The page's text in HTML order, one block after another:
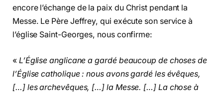
encore l’échange de la paix du Christ pendant la
Messe. Le Père Jeffrey, qui exécute son service à
l’église Saint-Georges, nous confirme:
«L’Église anglicane a gardé beaucoup de choses de
l’Église catholique : nous avons gardé les évêques,
[…] les archevêques, […] la Messe. […] La chose à